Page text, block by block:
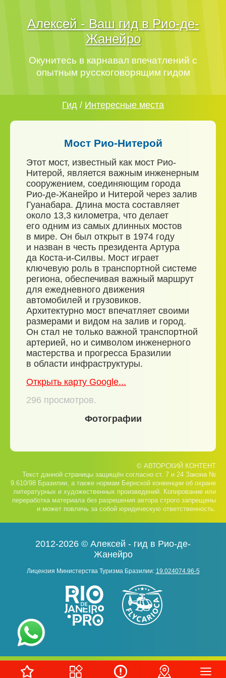
Алексей - Ваш гид в Рио-де-
Жанейро
Окунитесь в карнавал впечатлений с
опытным русскоговорящим гидом
Гид / Интересные места
Мост Рио-Нитерой
Этот мост, известный как мост Рио-
Нитерой, является важным инженерным
сооружением, соединяющим города
Рио-де-Жанейро и Нитерой через залив
Гуанабара. Длина моста составляет
около 13,3 километра, что делает
его одним из самых длинных мостов
в мире. Он был открыт в 1974 году
и назван в честь президента Артура
да Коста-и-Силвы. Мост играет
ключевую роль в транспортной системе
региона, обеспечивая важный маршрут
для ежедневного движения
автомобилей и грузовиков.
Архитектурно мост впечатляет своими
размерами и видом на залив и город.
Он стал не только важной транспортной
артерией, но и символом инженерного
мастерства и прогресса Бразилии
в области инфраструктуры.
Открыть карту Google...
296 просмотров.
Фотографии
© АВТОРСКИЙ КОНТЕНТ
Текст данной страницы защищён согласно ст. 7 и 24 Закона №
9.610/98 Бразилии, а также нормам Бернской конвенции об охране
литературных и художественных произведений. Копирование или
переработка материала без разрешения автора строго запрещены
и может повлечь за собой юридическую ответственность.
2012-2026 © Алексей - гид в Рио-де-
Жанейро
Лицензия Министерства Туризма Бразилии: 19.024074.96-5